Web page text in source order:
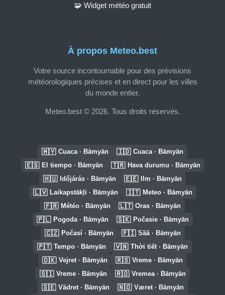
À propos Meteo.best
Votre source incontournable pour des prévisions
météorologiques précises et en direct pour les villes
du monde entier.
Meteo.best © 2026. Tous droits réservés.
🧩 Widget météo gratuit
🇲🇾 Cuaca · Bāmyān 🇮🇩 Cuaca · Bāmyān
🇪🇸 El tiempo · Bāmyān 🇹🇷 Hava durumu · Bāmyān
🇭🇺 Időjárás · Bāmyān 🇪🇪 Ilm · Bāmyān
🇱🇻 Laikapstākļi · Bāmyān 🇮🇹 Meteo · Bāmyān
🇫🇷 Météo · Bāmyān 🇱🇹 Oras · Bāmyān
🇵🇱 Pogoda · Bāmyān 🇸🇰 Počasie · Bāmyān
🇨🇿 Počasí · Bāmyān 🇫🇮 Sää · Bāmyān
🇵🇹 Tempo · Bāmyān 🇻🇳 Thời tiết · Bāmyān
🇩🇰 Vejret · Bāmyān 🇷🇸 Vreme · Bāmyān
🇸🇮 Vreme · Bāmyān 🇷🇴 Vremea · Bāmyān
🇸🇪 Vädret · Bāmyān 🇳🇴 Været · Bāmyān